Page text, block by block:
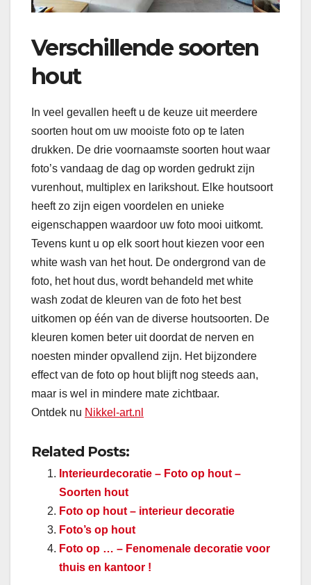
Verschillende soorten
hout
In veel gevallen heeft u de keuze uit meerdere
soorten hout om uw mooiste foto op te laten
drukken. De drie voornaamste soorten hout waar
foto’s vandaag de dag op worden gedrukt zijn
vurenhout, multiplex en larikshout. Elke houtsoort
heeft zo zijn eigen voordelen en unieke
eigenschappen waardoor uw foto mooi uitkomt.
Tevens kunt u op elk soort hout kiezen voor een
white wash van het hout. De ondergrond van de
foto, het hout dus, wordt behandeld met white
wash zodat de kleuren van de foto het best
uitkomen op één van de diverse houtsoorten. De
kleuren komen beter uit doordat de nerven en
noesten minder opvallend zijn. Het bijzondere
effect van de foto op hout blijft nog steeds aan,
maar is wel in mindere mate zichtbaar.
Ontdek nu Nikkel-art.nl
Related Posts:
Interieurdecoratie – Foto op hout –
Soorten hout
Foto op hout – interieur decoratie
Foto’s op hout
Foto op … – Fenomenale decoratie voor
thuis en kantoor !